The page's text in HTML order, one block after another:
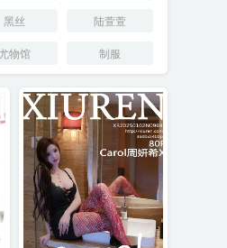
黑丝 陆萱萱
尤物馆 制服